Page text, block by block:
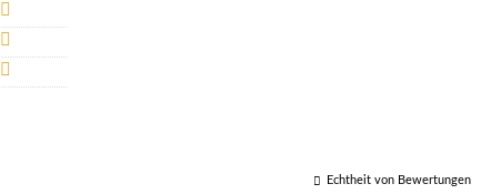
Echtheit von Bewertungen